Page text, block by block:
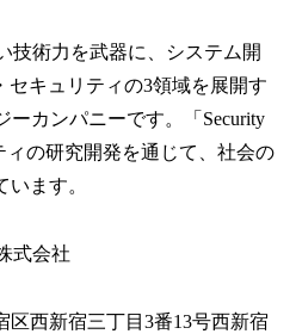
技術力を武器に、システム開
キュリティの3領域を展開す
ーカンパニーです。「Security
の研究開発を通じて、社会の
ます。
会社
新宿三丁目3番13号西新宿